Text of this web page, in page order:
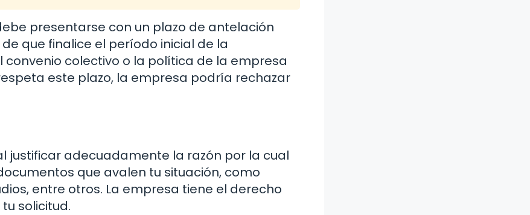
presentarse con un plazo de antelación
que finalice el período inicial de la
colectivo o la política de la empresa
este plazo, la empresa podría rechazar
justificar adecuadamente la razón por la cual
que avalen tu situación, como
entre otros. La empresa tiene el derecho
solicitud.